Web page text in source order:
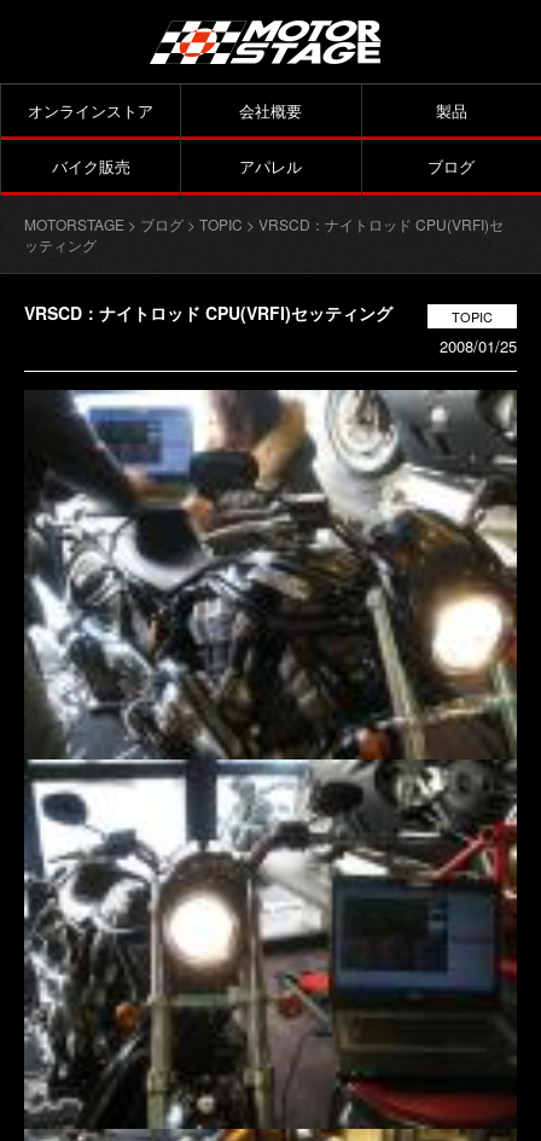
オンラインストア 会社概要 製品
バイク販売 アパレル ブログ
MOTORSTAGE > ブログ > TOPIC > VRSCD：ナイトロッド CPU(VRFI)セ
ッティング
VRSCD：ナイトロッド CPU(VRFI)セッティング TOPIC
2008/01/25